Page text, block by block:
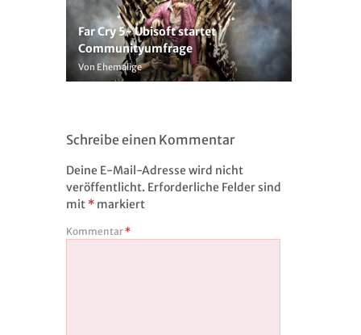
Far Cry 5- Ubisoft startet
Communityumfrage
Von Ehemalige
Schreibe einen Kommentar
Deine E-Mail-Adresse wird nicht
veröffentlicht. Erforderliche Felder sind
mit * markiert
Kommentar *